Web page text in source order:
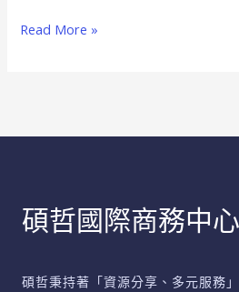
務
疫
全
解
Read More »
碩哲國際商務中心
碩哲秉持著「資源分享、多元服務